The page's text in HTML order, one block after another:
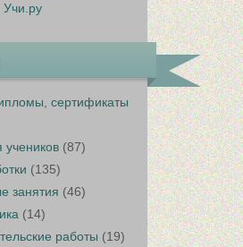
сертификаты
учеников (87)
(135)
занятия (46)
(14)
работы (19)